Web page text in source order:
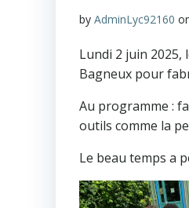
by AdminLyc92160
Lundi 2 juin 2025,
Bagneux pour
Au programme :
outils comme la
Le beau temps a